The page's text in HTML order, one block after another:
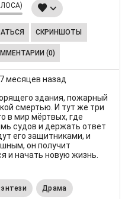
СКРИНШОТЫ
(0)
7 месяцев назад
здания, пожарный
смертью. И тут же три
в мир мёртвых, где
судов и держать ответ
его защитниками, и
он получит
и начать новую жизнь.
Драма